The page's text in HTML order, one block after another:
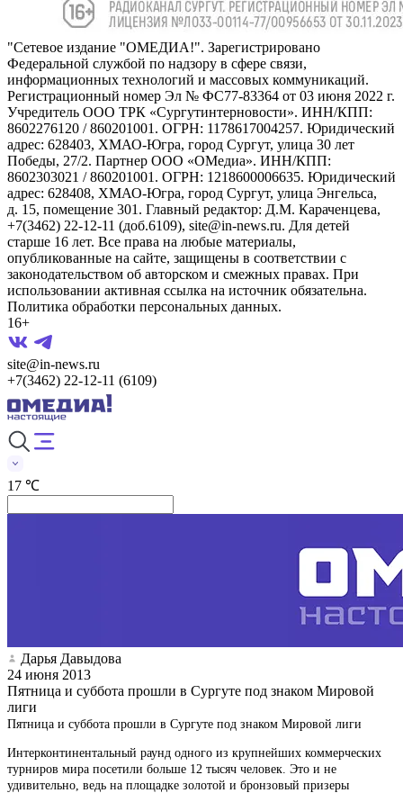
"Сетевое издание "ОМЕДИА!". Зарегистрировано
Федеральной службой по надзору в сфере связи,
информационных технологий и массовых коммуникаций.
Регистрационный номер Эл № ФС77-83364 от 03 июня 2022 г.
Учредитель ООО ТРК «Сургутинтерновости». ИНН/КПП:
8602276120 / 860201001. ОГРН: 1178617004257. Юридический
адрес: 628403, ХМАО-Югра, город Сургут, улица 30 лет
Победы, 27/2. Партнер ООО «ОМедиа». ИНН/КПП:
8602303021 / 860201001. ОГРН: 1218600006635. Юридический
адрес: 628408, ХМАО-Югра, город Сургут, улица Энгельса,
д. 15, помещение 301. Главный редактор: Д.М. Караченцева,
+7(3462) 22-12-11 (доб.6109), site@in-news.ru. Для детей
старше 16 лет. Все права на любые материалы,
опубликованные на сайте, защищены в соответствии с
законодательством об авторском и смежных правах. При
использовании активная ссылка на источник обязательна.
Политика обработки персональных данных.
16+
site@in-news.ru
+7(3462) 22-12-11 (6109)
17 ℃
Дарья Давыдова
24 июня 2013
Пятница и суббота прошли в Сургуте под знаком Мировой
лиги
Пятница и суббота прошли в Сургуте под знаком Мировой лиги
Интерконтинентальный раунд одного из крупнейших коммерческих
турниров мира посетили больше 12 тысяч человек. Это и не
удивительно, ведь на площадке золотой и бронзовый призеры